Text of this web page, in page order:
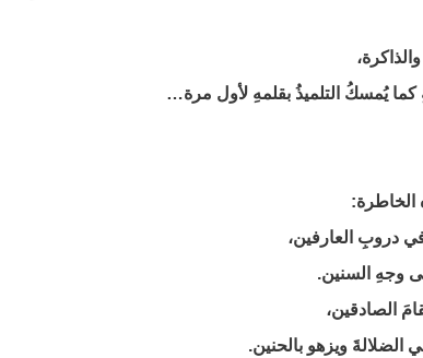
كما يُمسكُ التلميذُ بقلمهِ لأول مرة…
الخاطرة:
دروبِ العارفين،
وجهِ السنين.
الصادقين،
الضلالةَ ويزهو بالحنين.